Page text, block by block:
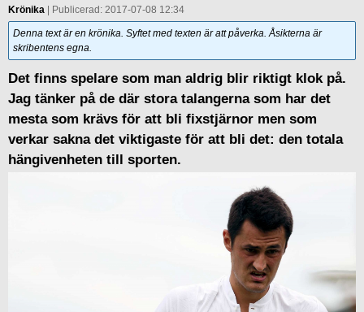
Krönika | Publicerad: 2017-07-08 12:34
Denna text är en krönika. Syftet med texten är att påverka. Åsikterna är
skribentens egna.
Det finns spelare som man aldrig blir riktigt klok på.
Jag tänker på de där stora talangerna som har det
mesta som krävs för att bli fixstjärnor men som
verkar sakna det viktigaste för att bli det: den totala
hängivenheten till sporten.